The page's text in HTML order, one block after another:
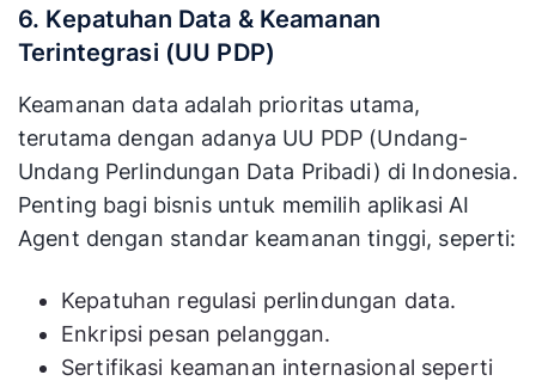
6. Kepatuhan Data & Keamanan
Terintegrasi (UU PDP)
Keamanan data adalah prioritas utama,
terutama dengan adanya UU PDP (Undang-
Undang Perlindungan Data Pribadi) di Indonesia.
Penting bagi bisnis untuk memilih aplikasi AI
Agent dengan standar keamanan tinggi, seperti:
Kepatuhan regulasi perlindungan data.
Enkripsi pesan pelanggan.
Sertifikasi keamanan internasional seperti